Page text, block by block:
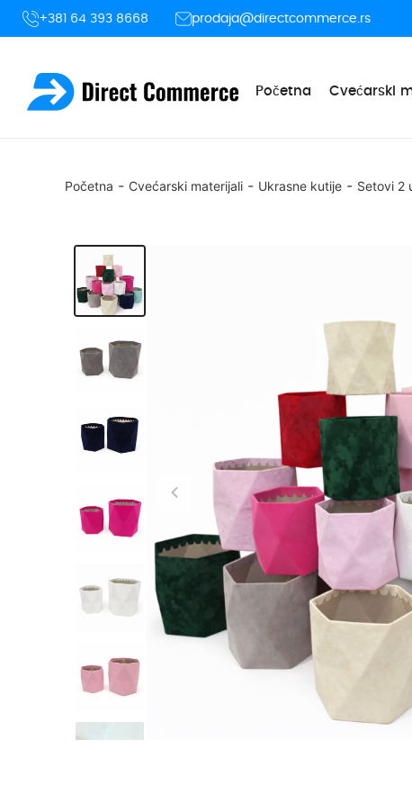
+381 64 393 8668 prodaja@directcommerce.rs
Početna Cvećarski
Početna - Cvećarski materijali - Ukrasne kutije - Setovi 2